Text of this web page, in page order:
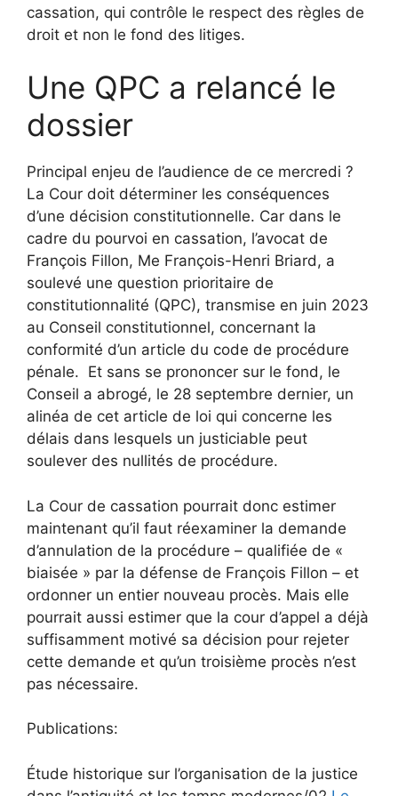
cassation, qui contrôle le respect des règles de
droit et non le fond des litiges.
Une QPC a relancé le
dossier
Principal enjeu de l’audience de ce mercredi ?
La Cour doit déterminer les conséquences
d’une décision constitutionnelle. Car dans le
cadre du pourvoi en cassation, l’avocat de
François Fillon, Me François-Henri Briard, a
soulevé une question prioritaire de
constitutionnalité (QPC), transmise en juin 2023
au Conseil constitutionnel, concernant la
conformité d’un article du code de procédure
pénale. Et sans se prononcer sur le fond, le
Conseil a abrogé, le 28 septembre dernier, un
alinéa de cet article de loi qui concerne les
délais dans lesquels un justiciable peut
soulever des nullités de procédure.
La Cour de cassation pourrait donc estimer
maintenant qu’il faut réexaminer la demande
d’annulation de la procédure – qualifiée de «
biaisée » par la défense de François Fillon – et
ordonner un entier nouveau procès. Mais elle
pourrait aussi estimer que la cour d’appel a déjà
suffisamment motivé sa décision pour rejeter
cette demande et qu’un troisième procès n’est
pas nécessaire.
Publications:
Étude historique sur l’organisation de la justice